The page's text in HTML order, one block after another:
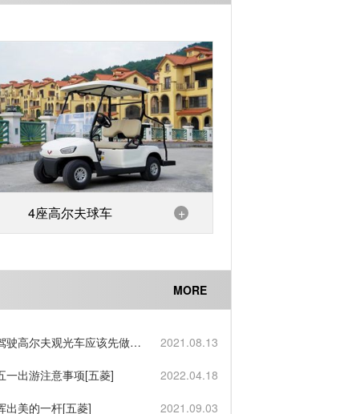
4座高尔夫球车 +
MORE
驶高尔夫观光车应该先做好
2021.08.13
一出游注意事项[五菱] 2022.04.18
出美的一杆[五菱] 2021.09.03